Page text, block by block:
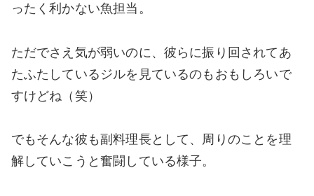
ったく利かない魚担当。
ただでさえ気が弱いのに、彼らに振り回されてあ
たふたしているジルを見ているのもおもしろいで
すけどね（笑）
でもそんな彼も副料理長として、周りのことを理
解していこうと奮闘している様子。